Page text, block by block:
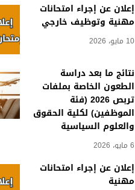
إعلان عن إجراء امتحانات
مهنية وتوظيف خارجي
10 مايو، 2026
نتائج ما بعد دراسة
الطعون الخاصة بملفات
تربص 2026 (فئة
الموظفين) لكلية الحقوق
والعلوم السياسية
6 مايو، 2026
إعلان عن إجراء امتحانات
مهنية